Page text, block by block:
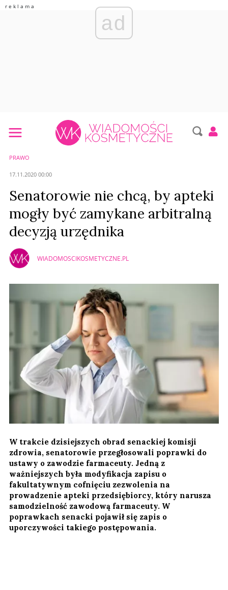
ad
PRAWO
17.11.2020 00:00
Senatorowie nie chcą, by apteki
mogły być zamykane arbitralną
decyzją urzędnika
WIADOMOSCIKOSMETYCZNE.PL
W trakcie dzisiejszych obrad senackiej komisji
zdrowia, senatorowie przegłosowali poprawki do
ustawy o zawodzie farmaceuty. Jedną z
ważniejszych była modyfikacja zapisu o
fakultatywnym cofnięciu zezwolenia na
prowadzenie apteki przedsiębiorcy, który narusza
samodzielność zawodową farmaceuty. W
poprawkach senacki pojawił się zapis o
uporczywości takiego postępowania.